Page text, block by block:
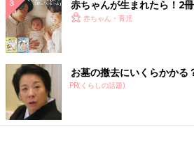
赤ちゃんが生まれたら！2
赤ちゃん・育児
お墓の撤去にいくらかかる
PR(くらしの話題)